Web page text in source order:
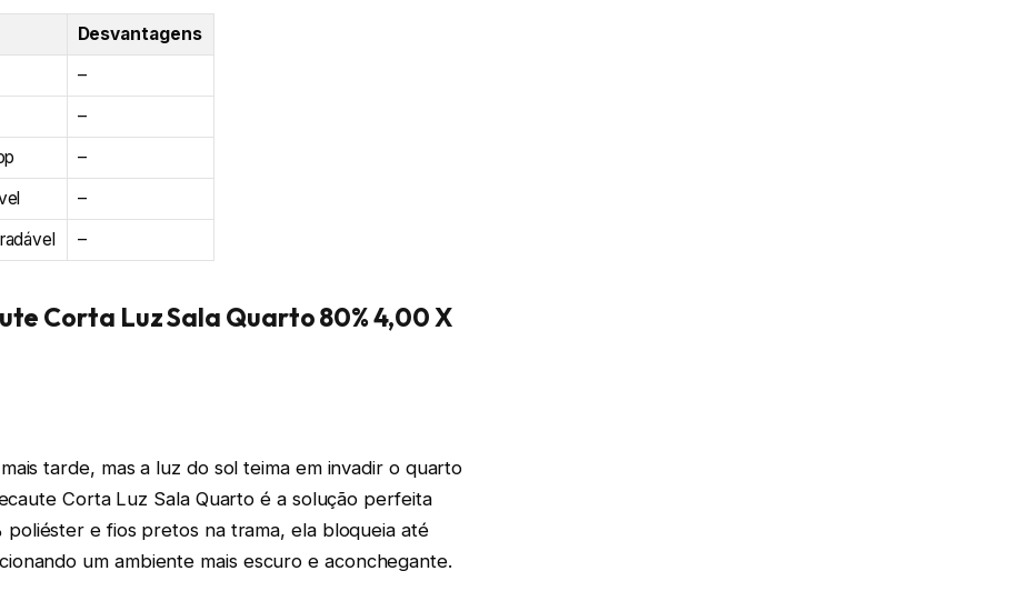
Desvantagens
–
–
–
–
–
Corta Luz Sala Quarto 80% 4,00 X
tarde, mas a luz do sol teima em invadir o quarto
Corta Luz Sala Quarto é a solução perfeita
poliéster e fios pretos na trama, ela bloqueia até
um ambiente mais escuro e aconchegante.